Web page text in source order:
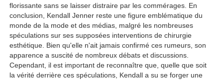
florissante sans se laisser distraire par les commérages. En
conclusion, Kendall Jenner reste une figure emblématique du
monde de la mode et des médias, malgré les nombreuses
spéculations sur ses supposées interventions de chirurgie
esthétique. Bien qu'elle n'ait jamais confirmé ces rumeurs, son
apparence a suscité de nombreux débats et discussions.
Cependant, il est important de reconnaître que, quelle que soit
la vérité derrière ces spéculations, Kendall a su se forger une